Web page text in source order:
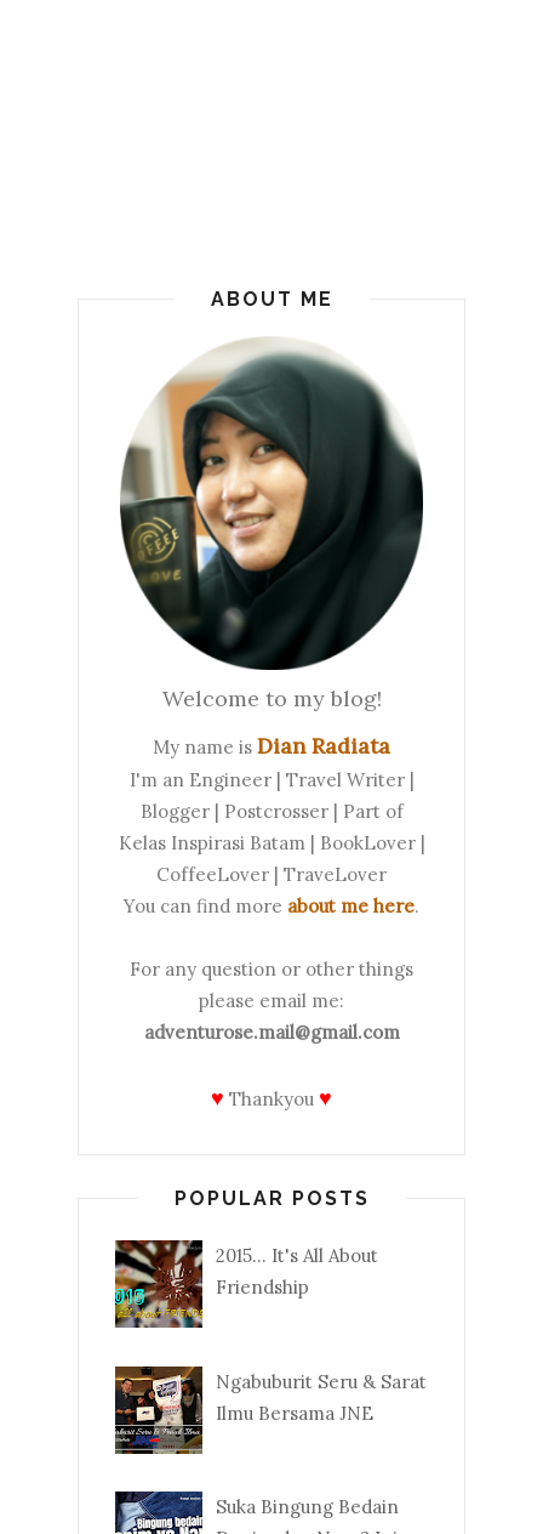
ABOUT ME
Welcome to my blog!
My name is Dian Radiata
I'm an Engineer | Travel Writer |
Blogger | Postcrosser | Part of
Kelas Inspirasi Batam | BookLover |
CoffeeLover | TraveLover
You can find more about me here.
For any question or other things
please email me:
adventurose.mail@gmail.com
♥ Thankyou ♥
POPULAR POSTS
2015... It's All About
Friendship
Ngabuburit Seru & Sarat
Ilmu Bersama JNE
Suka Bingung Bedain